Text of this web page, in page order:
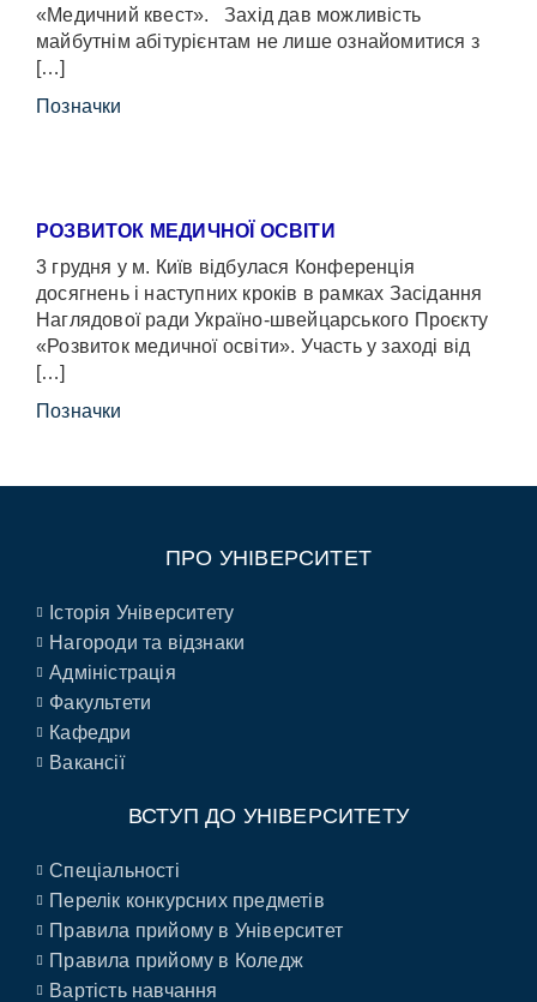
«Медичний квест». Захід дав можливість
майбутнім абітурієнтам не лише ознайомитися з
[…]
Позначки
РОЗВИТОК МЕДИЧНОЇ ОСВІТИ
3 грудня у м. Київ відбулася Конференція
досягнень і наступних кроків в рамках Засідання
Наглядової ради Україно-швейцарського Проєкту
«Розвиток медичної освіти». Участь у заході від
[…]
Позначки
ПРО УНІВЕРСИТЕТ
Історія Університету
Нагороди та відзнаки
Адміністрація
Факультети
Кафедри
Вакансії
ВСТУП ДО УНІВЕРСИТЕТУ
Спеціальності
Перелік конкурсних предметів
Правила прийому в Університет
Правила прийому в Коледж
Вартість навчання